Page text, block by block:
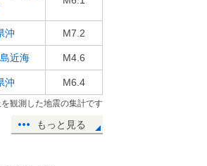
沖 M7.2
近海 M4.6
沖 M6.4
観測した地震の集計です
もっと見る